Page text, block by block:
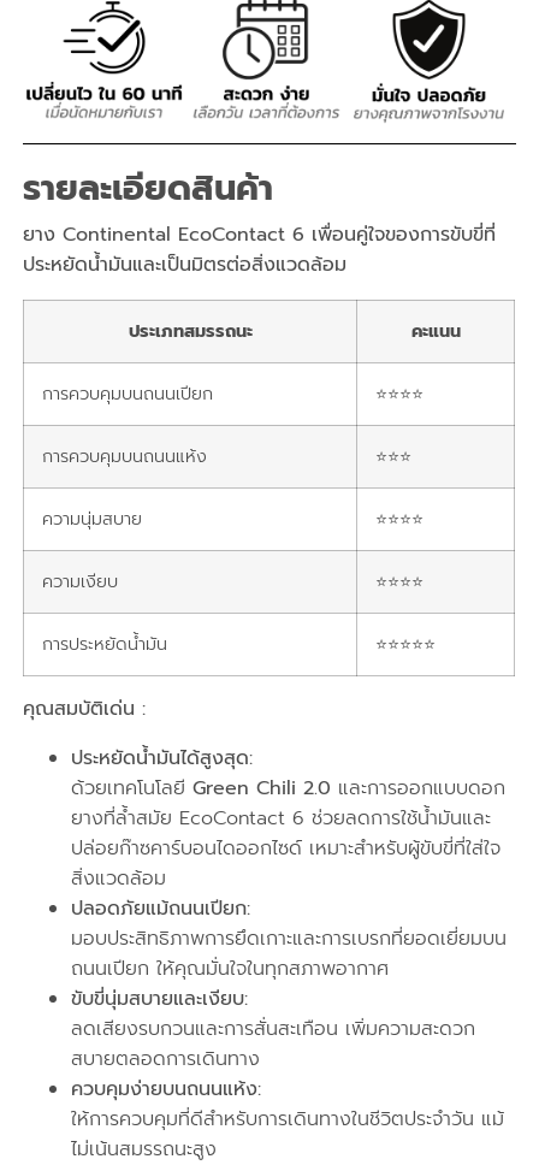
รายละเอียดสินค้า
ยาง Continental EcoContact 6 เพื่อนคู่ใจของการขับขี่ที่
ประหยัดน้ำมันและเป็นมิตรต่อสิ่งแวดล้อม
ประเภทสมรรถนะ คะแนน
การควบคุมบนถนนเปียก ⭐⭐⭐⭐
การควบคุมบนถนนแห้ง ⭐⭐⭐
ความนุ่มสบาย ⭐⭐⭐⭐
ความเงียบ ⭐⭐⭐⭐
การประหยัดน้ำมัน ⭐⭐⭐⭐⭐
คุณสมบัติเด่น :
ประหยัดน้ำมันได้สูงสุด:
ด้วยเทคโนโลยีGreen Chili 2.0 และการออกแบบดอก
ยางที่ล้ำสมัย EcoContact 6 ช่วยลดการใช้น้ำมันและ
ปล่อยก๊าซคาร์บอนไดออกไซด์ เหมาะสำหรับผู้ขับขี่ที่ใส่ใจ
สิ่งแวดล้อม
ปลอดภัยแม้ถนนเปียก:
มอบประสิทธิภาพการยึดเกาะและการเบรกที่ยอดเยี่ยมบน
ถนนเปียก ให้คุณมั่นใจในทุกสภาพอากาศ
ขับขี่นุ่มสบายและเงียบ:
ลดเสียงรบกวนและการสั่นสะเทือน เพิ่มความสะดวก
สบายตลอดการเดินทาง
ควบคุมง่ายบนถนนแห้ง:
ให้การควบคุมที่ดีสำหรับการเดินทางในชีวิตประจำวัน แม้
ไม่เน้นสมรรถนะสูง